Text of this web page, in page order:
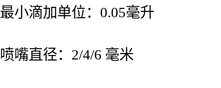
最小滴加单位：0.05毫升
喷嘴直径：2/4/6 毫米